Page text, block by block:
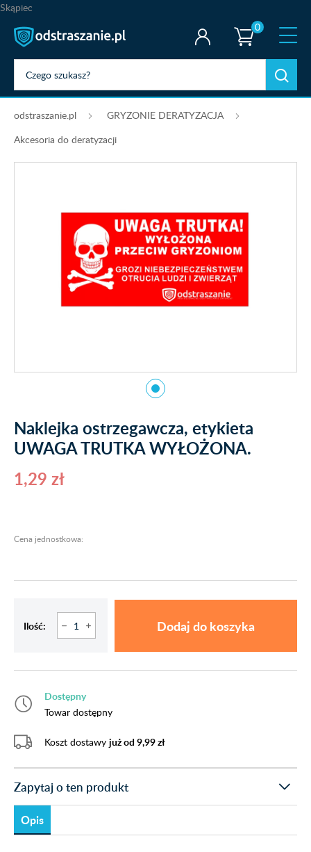
Skąpiec
0
odstraszanie.pl
GRYZONIE DERATYZACJA
Akcesoria do deratyzacji
Naklejka ostrzegawcza, etykieta
UWAGA TRUTKA WYŁOŻONA.
1,29 zł
Cena jednostkowa:
Ilość: Dodaj do koszyka
Dostępny
Towar dostępny
Koszt dostawy już od 9,99 zł
Zapytaj o ten produkt
Opis